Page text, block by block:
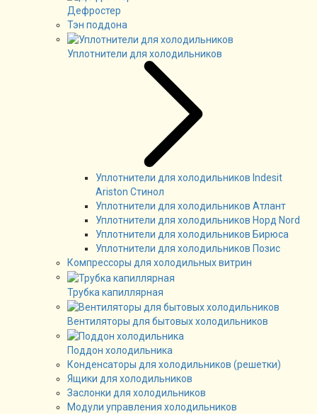
Дефростер
Тэн поддона
Уплотнители для холодильников
Уплотнители для холодильников Indesit
Ariston Стинол
Уплотнители для холодильников Атлант
Уплотнители для холодильников Норд Nord
Уплотнители для холодильников Бирюса
Уплотнители для холодильников Позис
Компрессоры для холодильных витрин
Трубка капиллярная
Вентиляторы для бытовых холодильников
Поддон холодильника
Конденсаторы для холодильников (решетки)
Ящики для холодильников
Заслонки для холодильников
Модули управления холодильников